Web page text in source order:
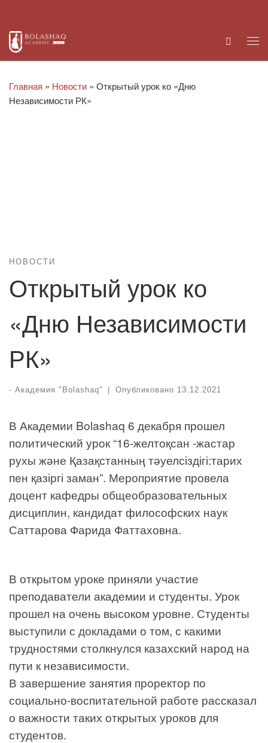
Search
Главная » Новости » Открытый урок ко «Дню
Независимости РК»
НОВОСТИ
Открытый урок ко
«Дню Независимости
РК»
- Академия "Bolashaq" | Опубликовано 13.12.2021
В Академии Bolashaq 6 декабря прошел
политический урок “16-желтоқсан -жастар
рухы және Қазақстанның тәуелсіздігі:тарих
пен қазіргі заман”. Мероприятие провела
доцент кафедры общеобразовательных
дисциплин, кандидат философских наук
Саттарова Фарида Фаттаховна.
В открытом уроке приняли участие
преподаватели академии и студенты. Урок
прошел на очень высоком уровне. Студенты
выступили с докладами о том, с какими
трудностями столкнулся казахский народ на
пути к независимости.
В завершение занятия проректор по
социально-воспитательной работе рассказал
о важности таких открытых уроков для
студентов.